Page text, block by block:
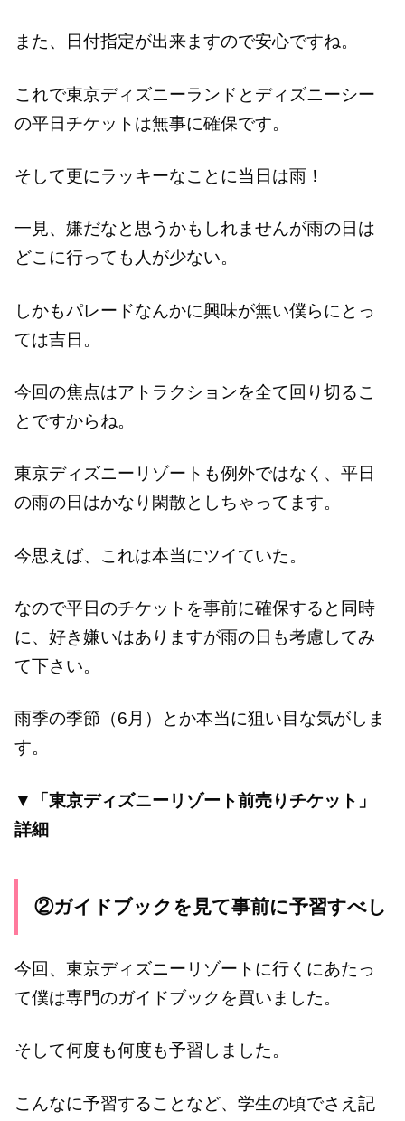
また、日付指定が出来ますので安心ですね。
これで東京ディズニーランドとディズニーシー
の平日チケットは無事に確保です。
そして更にラッキーなことに当日は雨！
一見、嫌だなと思うかもしれませんが雨の日は
どこに行っても人が少ない。
しかもパレードなんかに興味が無い僕らにとっ
ては吉日。
今回の焦点はアトラクションを全て回り切るこ
とですからね。
東京ディズニーリゾートも例外ではなく、平日
の雨の日はかなり閑散としちゃってます。
今思えば、これは本当にツイていた。
なので平日のチケットを事前に確保すると同時
に、好き嫌いはありますが雨の日も考慮してみ
て下さい。
雨季の季節（6月）とか本当に狙い目な気がしま
す。
▼「東京ディズニーリゾート前売りチケット」
詳細
②ガイドブックを見て事前に予習すべし
今回、東京ディズニーリゾートに行くにあたっ
て僕は専門のガイドブックを買いました。
そして何度も何度も予習しました。
こんなに予習することなど、学生の頃でさえ記